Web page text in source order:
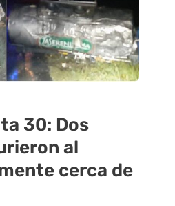
30: Dos
al
cerca de